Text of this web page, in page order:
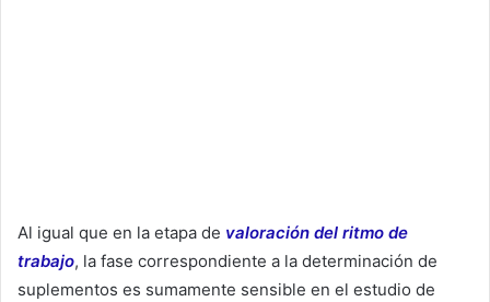
Al igual que en la etapa de valoración del ritmo de
trabajo, la fase correspondiente a la determinación de
suplementos es sumamente sensible en el estudio de